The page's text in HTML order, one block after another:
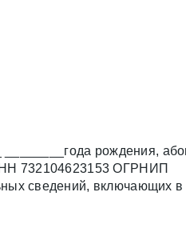
года рождения,
732104623153 ОГРНИП
сведений, включающих в